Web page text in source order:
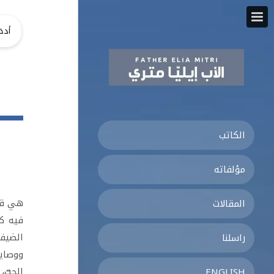
الكاتب
مؤلفاته
المقالات
راسلنا
هي